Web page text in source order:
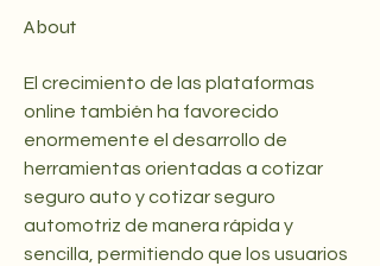
About
El crecimiento de las plataformas
online también ha favorecido
enormemente el desarrollo de
herramientas orientadas a cotizar
seguro auto y cotizar seguro
automotriz de manera rápida y
sencilla, permitiendo que los usuarios